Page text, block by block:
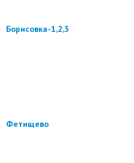
Борисовка-1,2,3
Фетищево